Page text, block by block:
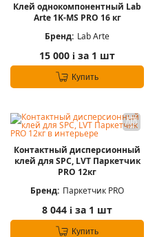
Клей однокомпонентный Lab
Arte 1K-MS PRO 16 кг
Бренд: Lab Arte
15 000 i за 1 шт
Купить
Контактный дисперсионный
клей для SPC, LVT Паркетчик
PRO 12кг
Бренд: Паркетчик PRO
8 044 i за 1 шт
Купить